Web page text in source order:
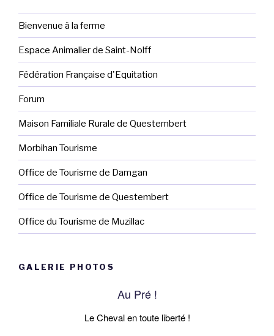
Bienvenue à la ferme
Espace Animalier de Saint-Nolff
Fédération Française d'Equitation
Forum
Maison Familiale Rurale de Questembert
Morbihan Tourisme
Office de Tourisme de Damgan
Office de Tourisme de Questembert
Office du Tourisme de Muzillac
GALERIE PHOTOS
Au Pré !
Le Cheval en toute liberté !